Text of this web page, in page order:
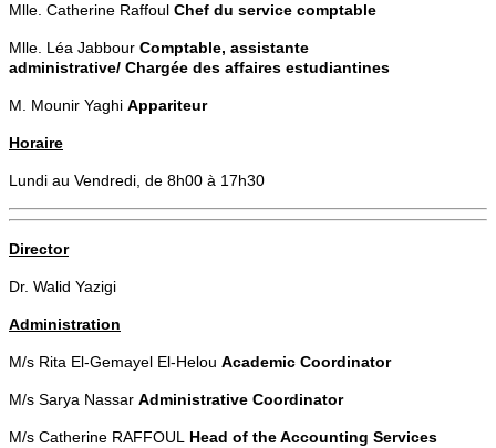
Mlle. Catherine Raffoul Chef du service comptable
Mlle. Léa Jabbour Comptable, assistante
administrative/ Chargée des affaires estudiantines
M. Mounir Yaghi Appariteur
Horaire
Lundi au Vendredi, de 8h00 à 17h30
Director
Dr. Walid Yazigi
Administration
M/s Rita El-Gemayel El-Helou Academic Coordinator
M/s Sarya Nassar Administrative Coordinator
M/s Catherine RAFFOUL Head of the Accounting Services